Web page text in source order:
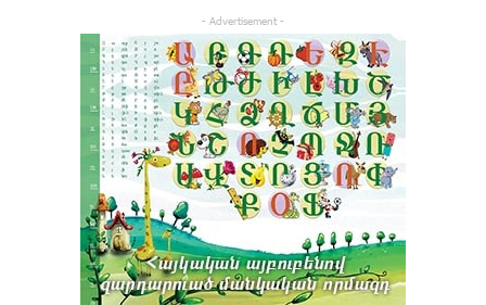
- Advertisement -